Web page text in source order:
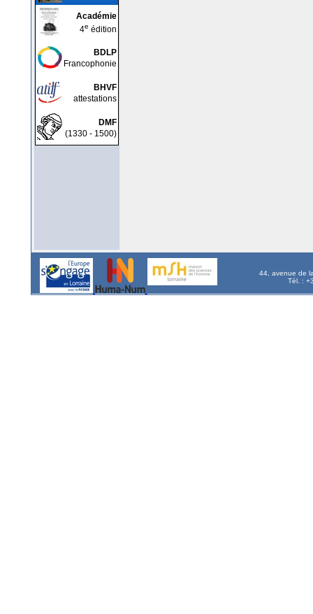
Académie
4e édition
BDLP
Francophonie
BHVF
attestations
DMF
(1330 - 1500)
44, avenue de
Tél. :